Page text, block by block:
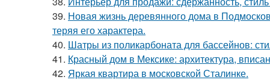
39. Новая жизнь деревянного дома в
теряя его характера.
40. Шатры из поликарбоната для бассейнов:
41. Красный дом в Мексике: архитектура,
42. Яркая квартира в московской Сталинке.